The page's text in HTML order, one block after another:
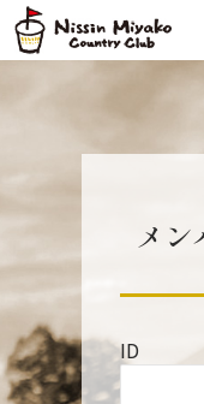
コンテンツへスキップ
メインナビゲー
メン
ID